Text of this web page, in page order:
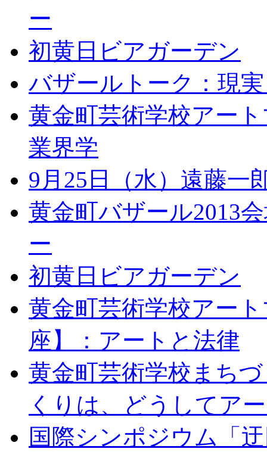
ー
初黄日ビアガーデン
バザールトーク：現
黄金町芸術学校アー
業界学
9月25日（水）遠藤
黄金町バザール2013
ー
初黄日ビアガーデン
黄金町芸術学校アー
座】：アートと法律
黄金町芸術学校まち
くりは、どうしてア
国際シンポジウム「